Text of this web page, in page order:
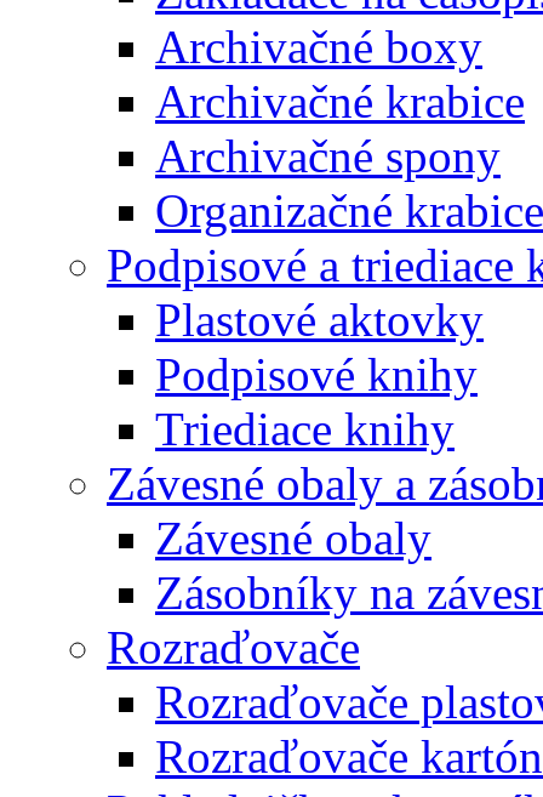
Archivačné boxy
Archivačné krabice
Archivačné spony
Organizačné
Podpisové a triediace
Plastové aktovky
Podpisové knihy
Triediace knihy
Závesné obaly a
Závesné obaly
Zásobníky na
Rozraďovače
Rozraďovače
Rozraďovače